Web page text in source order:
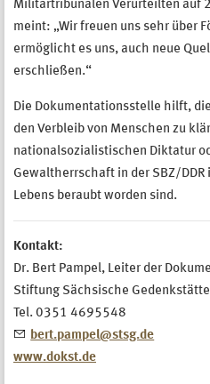
Militärtribunalen Verurteilten auf
meint: „Wir freuen uns sehr über
ermöglicht es uns, auch neue
erschließen.“
Die Dokumentationsstelle hilft,
den Verbleib von Menschen zu
nationalsozialistischen Diktatur
Gewaltherrschaft in der SBZ/
Lebens beraubt worden sind.
Kontakt:
Dr. Bert Pampel, Leiter der
Stiftung Sächsische
Tel. 0351 4695548
bert.pampel@stsg.de
www.dokst.de